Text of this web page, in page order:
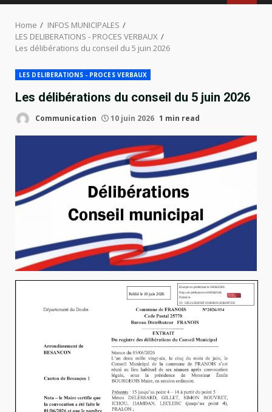
Home
INFOS MUNICIPALES
LES DELIBERATIONS - PROCES VERBAUX
Les délibérations du conseil du 5 juin 2026
LES DELIBERATIONS - PROCES VERBAUX
Les délibérations du conseil du 5 juin 2026
Communication 10 juin 2026 1 min read